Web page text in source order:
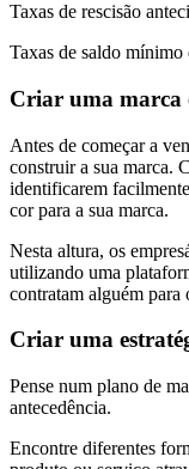
Taxas de rescisão
Taxas de saldo mínimo
Criar uma marca
Antes de começar a
construir a sua marca.
identificarem
cor para a sua marca.
Nesta altura, os
utilizando uma
contratam alguém para
Criar uma
Pense num plano de
antecedência.
Encontre diferentes